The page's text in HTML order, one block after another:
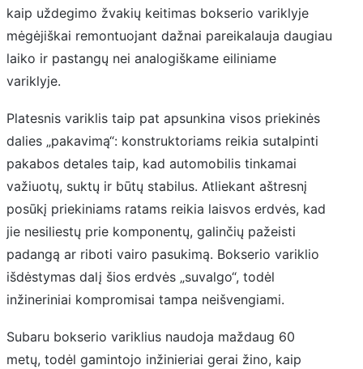
kaip uždegimo žvakių keitimas bokserio variklyje
mėgėjiškai remontuojant dažnai pareikalauja daugiau
laiko ir pastangų nei analogiškame eiliniame
variklyje.
Platesnis variklis taip pat apsunkina visos priekinės
dalies „pakavimą“: konstruktoriams reikia sutalpinti
pakabos detales taip, kad automobilis tinkamai
važiuotų, suktų ir būtų stabilus. Atliekant aštresnį
posūkį priekiniams ratams reikia laisvos erdvės, kad
jie nesiliestų prie komponentų, galinčių pažeisti
padangą ar riboti vairo pasukimą. Bokserio variklio
išdėstymas dalį šios erdvės „suvalgo“, todėl
inžineriniai kompromisai tampa neišvengiami.
Subaru bokserio variklius naudoja maždaug 60
metų, todėl gamintojo inžinieriai gerai žino, kaip